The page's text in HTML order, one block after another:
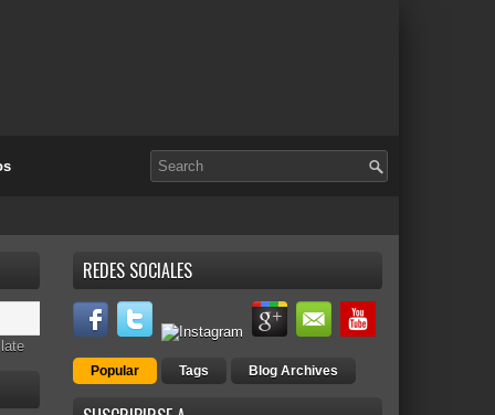
REDES SOCIALES
Popular Tags Blog Archives